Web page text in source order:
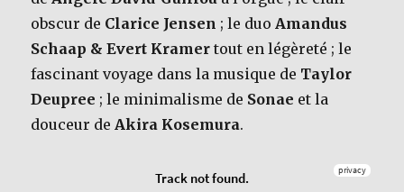
obscur de Clarice Jensen ; le duoAmandus
Schaap & Evert Kramer tout en légèreté ; le
fascinant voyage dans la musique de Taylor
Deupree ; le minimalisme de Sonae et la
douceur deAkira Kosemura.